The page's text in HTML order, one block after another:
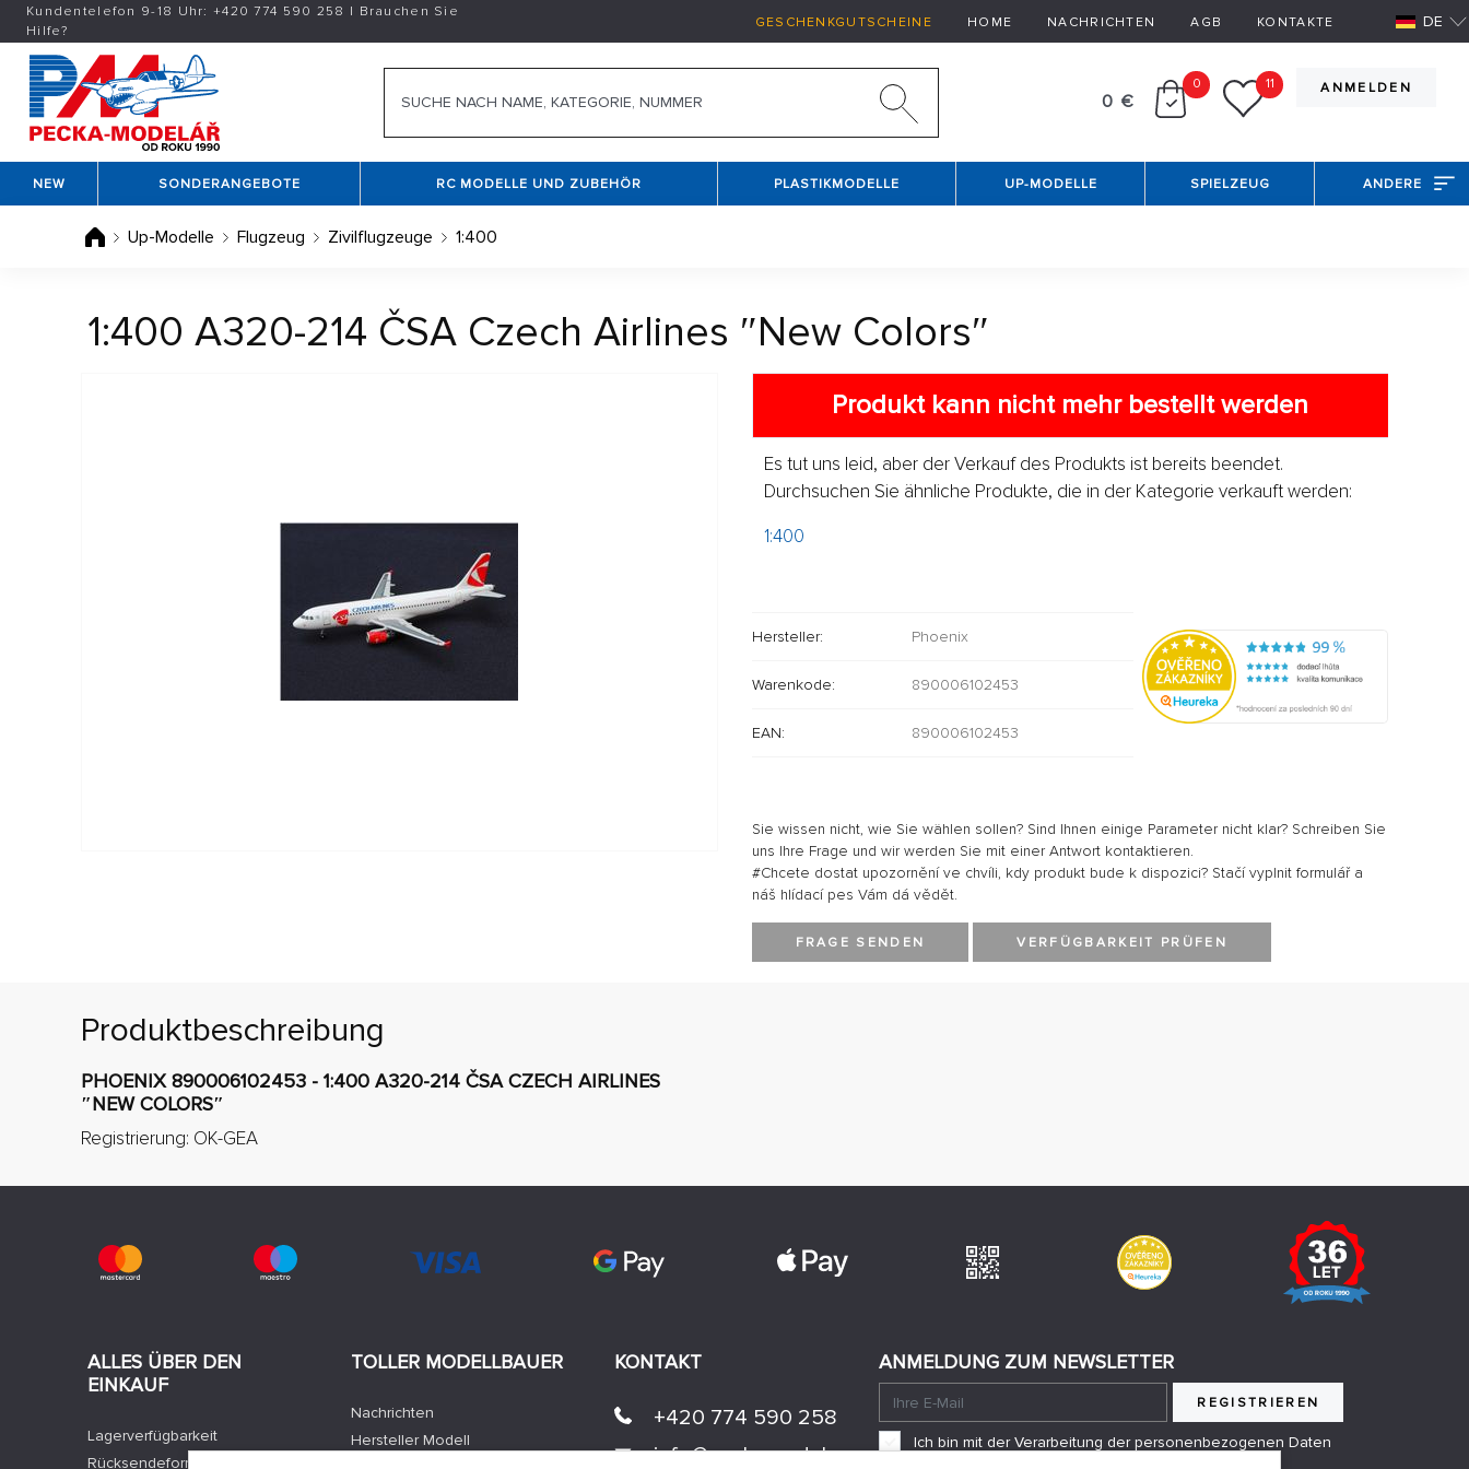
Kundentelefon 9-18 Uhr: +420774 590 258 | Brauchen Sie
Hilfe?
GESCHENKGUTSCHEINE HOME NACHRICHTEN AGB KONTAKTE DE
ANMELDEN
0 €
0 11
NEW SONDERANGEBOTE RC MODELLE UND ZUBEHÖR PLASTIKMODELLE UP-MODELLE SPIELZEUG ANDERE
Up-Modelle Flugzeug Zivilflugzeuge 1:400
1:400 A320-214 ČSA Czech Airlines ″New Colors″
Produkt kann nicht mehr bestellt werden
Es tut uns leid, aber der Verkauf des Produkts ist bereits beendet.
Durchsuchen Sie ähnliche Produkte, die in der Kategorie verkauft werden:
1:400
Hersteller: Phoenix
Warenkode: 890006102453
EAN: 890006102453
Sie wissen nicht, wie Sie wählen sollen? Sind Ihnen einige Parameter nicht klar? Schreiben Sie
uns Ihre Frage und wir werden Sie mit einer Antwort kontaktieren.
#Chcete dostat upozornění ve chvíli, kdy produkt bude k dispozici? Stačí vyplnit formulář a
náš hlídací pes Vám dá vědět.
FRAGE SENDEN VERFÜGBARKEIT PRÜFEN
Produktbeschreibung
PHOENIX 890006102453 - 1:400 A320-214 ČSA CZECH AIRLINES
″NEW COLORS″
Registrierung: OK-GEA
ALLES ÜBER DEN
EINKAUF
Lagerverfügbarkeit
Rücksendeformular
TOLLER MODELLBAUER
Nachrichten
Hersteller Modell
KONTAKT
+420 774 590 258
info@peckamodel.cz
ANMELDUNG ZUM NEWSLETTER
REGISTRIEREN
Ich bin mit der Verarbeitung der personenbezogenen Daten